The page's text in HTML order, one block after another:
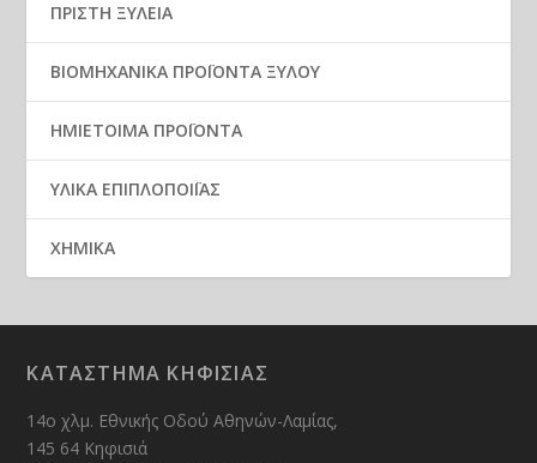
ΠΡΙΣΤΗ ΞΥΛΕΙΑ
ΒΙΟΜΗΧΑΝΙΚΑ ΠΡΟΪΟΝΤΑ ΞΥΛΟΥ
ΗΜΙΕΤΟΙΜΑ ΠΡΟΪΟΝΤΑ
ΥΛΙΚΑ ΕΠΙΠΛΟΠΟΙΪΑΣ
ΧΗΜΙΚΑ
ΚΑΤΑΣΤΗΜΑ ΚΗΦΙΣΙΑΣ
14ο χλμ. Εθνικής Οδού Αθηνών-Λαμίας,
145 64 Κηφισιά